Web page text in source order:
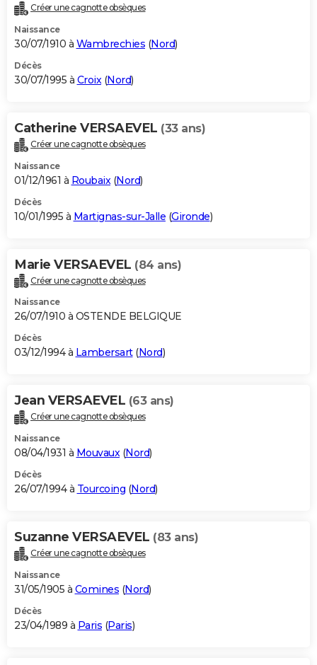
Créer une cagnotte obsèques
Naissance
30/07/1910 à Wambrechies (Nord)
Décès
30/07/1995 à Croix(Nord)
Catherine VERSAEVEL (33 ans)
Créer une cagnotte obsèques
Naissance
01/12/1961 à Roubaix (Nord)
Décès
10/01/1995 à Martignas-sur-Jalle (Gironde)
Marie VERSAEVEL (84 ans)
Créer une cagnotte obsèques
Naissance
26/07/1910 à OSTENDE BELGIQUE
Décès
03/12/1994 à Lambersart(Nord)
Jean VERSAEVEL (63 ans)
Créer une cagnotte obsèques
Naissance
08/04/1931 à Mouvaux(Nord)
Décès
26/07/1994 à Tourcoing (Nord)
Suzanne VERSAEVEL (83 ans)
Créer une cagnotte obsèques
Naissance
31/05/1905 à Comines (Nord)
Décès
23/04/1989 à Paris (Paris)